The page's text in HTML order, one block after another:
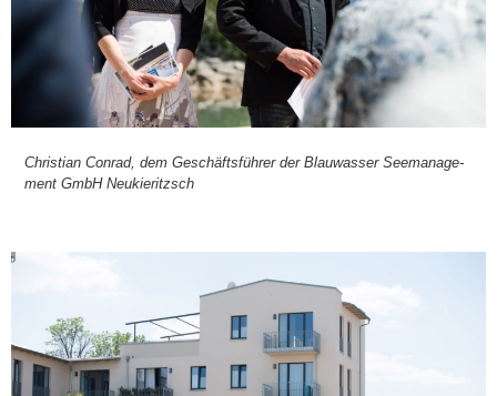
Chris­ti­an Con­rad, dem Geschäfts­füh­rer der Blau­was­ser See­ma­nage­
ment GmbH Neu­kie­ritzsch